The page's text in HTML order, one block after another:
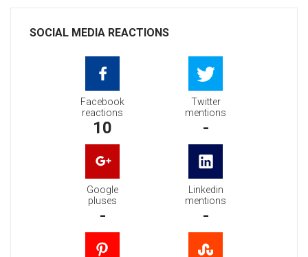
SOCIAL MEDIA REACTIONS
Facebook
reactions
10
Twitter
mentions
-
Google
pluses
-
Linkedin
mentions
-